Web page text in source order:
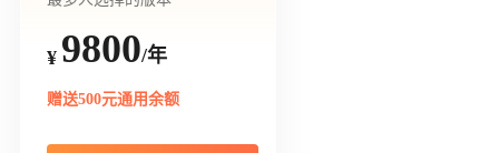
¥ 9800/年
赠送500元通用余额